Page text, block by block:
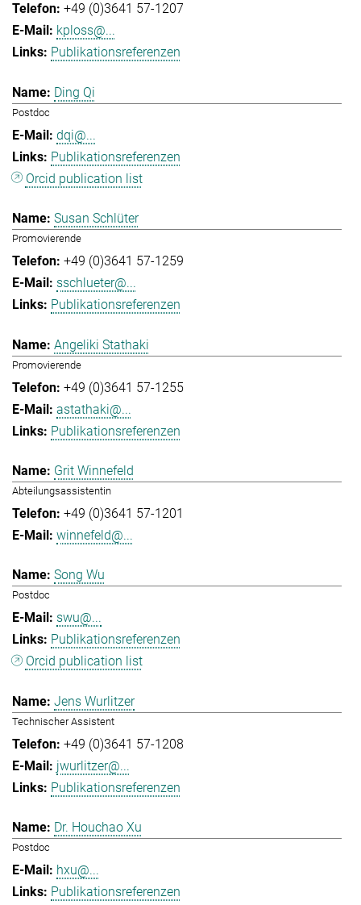
+49 (0)3641 57-1207
kploss@...
Publikationsreferenzen
Ding Qi
Postdoc
dqi@...
Publikationsreferenzen
Orcid publication list
Susan Schlüter
Promovierende
+49 (0)3641 57-1259
sschlueter@...
Publikationsreferenzen
Angeliki Stathaki
Promovierende
+49 (0)3641 57-1255
astathaki@...
Publikationsreferenzen
Grit Winnefeld
Abteilungsassistentin
+49 (0)3641 57-1201
winnefeld@...
Song Wu
Postdoc
swu@...
Publikationsreferenzen
Orcid publication list
Jens Wurlitzer
Technischer Assistent
+49 (0)3641 57-1208
jwurlitzer@...
Publikationsreferenzen
Dr. Houchao Xu
Postdoc
hxu@...
Publikationsreferenzen